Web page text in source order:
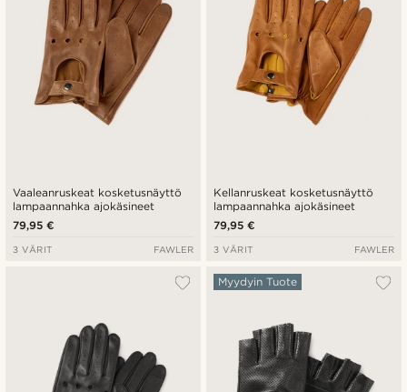
Vaaleanruskeat kosketusnäyttö
lampaannahka ajokäsineet
79,95 €
3 VÄRIT FAWLER
Kellanruskeat kosketusnäyttö
lampaannahka ajokäsineet
79,95 €
3 VÄRIT FAWLER
Myydyin Tuote